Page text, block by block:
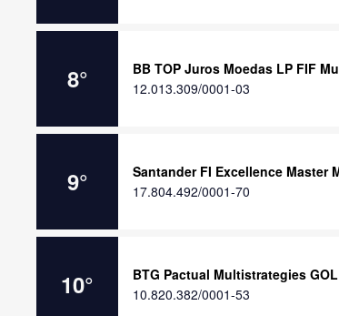
8°
BB TOP Juros Moedas LP FIF
12.013.309/0001-03
9°
Santander FI Excellence Master
17.804.492/0001-70
10°
BTG Pactual Multistrategies
10.820.382/0001-53